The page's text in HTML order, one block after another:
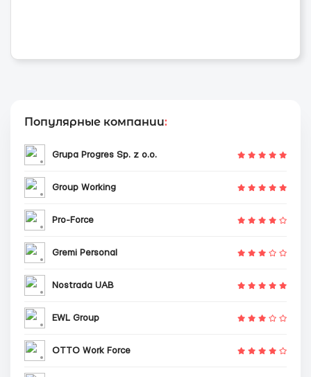
Популярные компании:
Grupa Progres Sp. z o.o.
Group Working
Pro-Force
Gremi Personal
Nostrada UAB
EWL Group
OTTO Work Force